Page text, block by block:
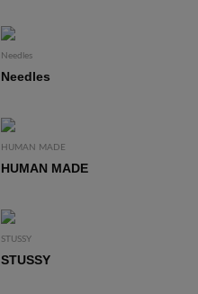
Needles
Needles
HUMAN MADE
HUMAN MADE
STUSSY
STUSSY